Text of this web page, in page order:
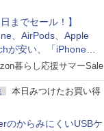
日までセール！】
、AirPods、Apple
が安い、「iPhone
256GB版が139,800円な
暮らし応援サマーSale
本日みつけたお買い得
のからみにくいUSBケ